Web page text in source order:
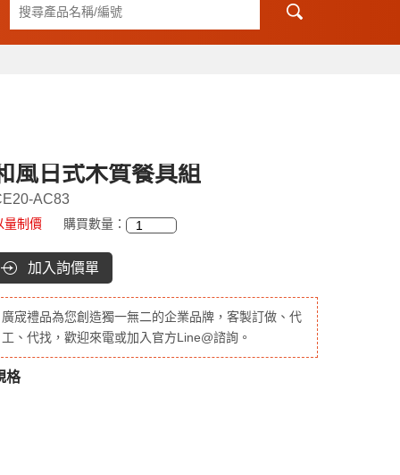
風日式木質餐具組
AC83
量制價 購買數量：
加入詢價單
廣宬禮品為您創造獨一無二的企業品牌，客製訂做、代
工、代找，歡迎來電或加入官方Line@諮詢。
格